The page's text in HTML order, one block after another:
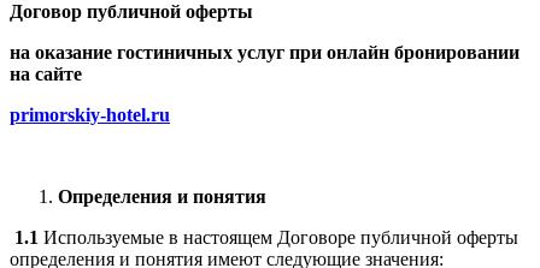
Договор публичной оферты
на оказание гостиничных услуг при онлайн бронировании
на сайте
primorskiy-hotel.ru
Определения и понятия
1.1 Используемые в настоящем Договоре публичной оферты
определения и понятия имеют следующие значения: